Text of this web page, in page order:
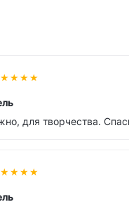
★★★★
для творчества.
★★★★